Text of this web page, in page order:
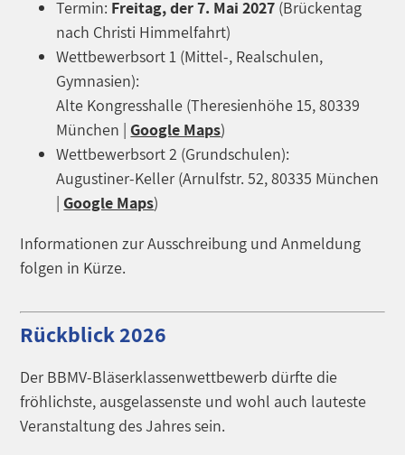
Termin: Freitag, der 7. Mai 2027 (Brückentag
nach Christi Himmelfahrt)
Wettbewerbsort 1 (Mittel-, Realschulen,
Gymnasien):
Alte Kongresshalle (Theresienhöhe 15, 80339
München | Google Maps)
Wettbewerbsort 2 (Grundschulen):
Augustiner-Keller (Arnulfstr. 52, 80335 München
| Google Maps)
Informationen zur Ausschreibung und Anmeldung
folgen in Kürze.
Rückblick 2026
Der BBMV-Bläserklassenwettbewerb dürfte die
fröhlichste, ausgelassenste und wohl auch lauteste
Veranstaltung des Jahres sein.